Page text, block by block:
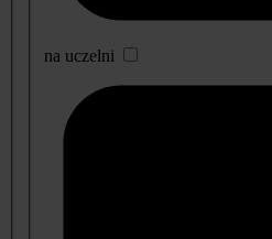
na uczelni